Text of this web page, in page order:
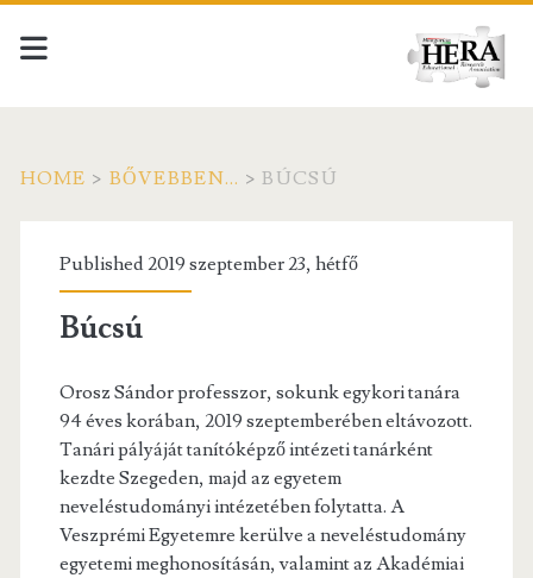
HOME > BŐVEBBEN... >BÚCSÚ
Published 2019 szeptember 23, hétfő
Búcsú
Orosz Sándor professzor, sokunk egykori tanára
94 éves korában, 2019 szeptemberében eltávozott.
Tanári pályáját tanítóképző intézeti tanárként
kezdte Szegeden, majd az egyetem
neveléstudományi intézetében folytatta. A
Veszprémi Egyetemre kerülve a neveléstudomány
egyetemi meghonosításán, valamint az Akadémiai